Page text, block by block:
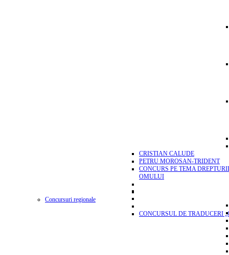
CRISTIAN CALUDE
PETRU MOROSAN-TRIDENT
CONCURS PE TEMA
OMULUI
Concursuri regionale
CONCURSUL DE TRADUCERI